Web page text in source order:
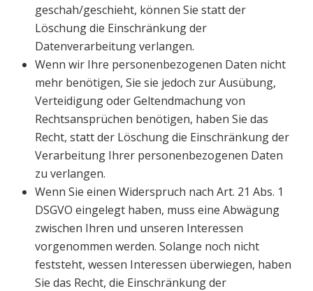
geschah/geschieht, können Sie statt der
Löschung die Einschränkung der
Datenverarbeitung verlangen.
Wenn wir Ihre personenbezogenen Daten nicht
mehr benötigen, Sie sie jedoch zur Ausübung,
Verteidigung oder Geltendmachung von
Rechtsansprüchen benötigen, haben Sie das
Recht, statt der Löschung die Einschränkung der
Verarbeitung Ihrer personenbezogenen Daten
zu verlangen.
Wenn Sie einen Widerspruch nach Art. 21 Abs. 1
DSGVO eingelegt haben, muss eine Abwägung
zwischen Ihren und unseren Interessen
vorgenommen werden. Solange noch nicht
feststeht, wessen Interessen überwiegen, haben
Sie das Recht, die Einschränkung der